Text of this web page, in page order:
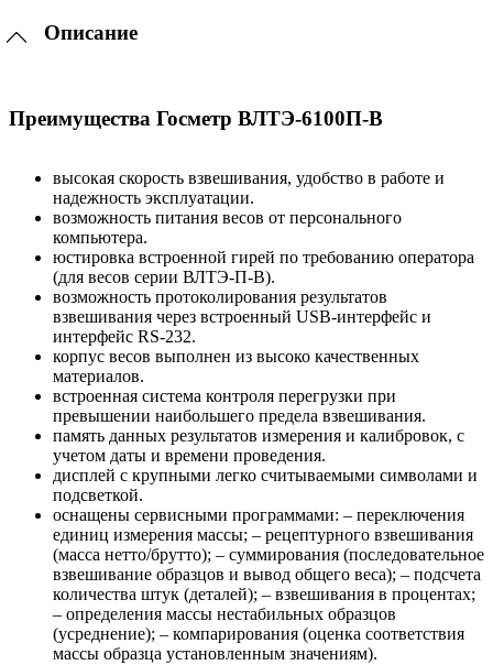
Описание
Преимущества Госметр ВЛТЭ-6100П-В
высокая скорость взвешивания, удобство в работе и
надежность эксплуатации.
возможность питания весов от персонального
компьютера.
юстировка встроенной гирей по требованию оператора
(для весов серии ВЛТЭ-П-В).
возможность протоколирования результатов
взвешивания через встроенный USB-интерфейс и
интерфейс RS-232.
корпус весов выполнен из высоко качественных
материалов.
встроенная система контроля перегрузки при
превышении наибольшего предела взвешивания.
память данных результатов измерения и калибровок, с
учетом даты и времени проведения.
дисплей с крупными легко считываемыми символами и
подсветкой.
оснащены сервисными программами: – переключения
единиц измерения массы; – рецептурного взвешивания
(масса нетто/брутто); – суммирования (последовательное
взвешивание образцов и вывод общего веса); – подсчета
количества штук (деталей); – взвешивания в процентах;
– определения массы нестабильных образцов
(усреднение); – компарирования (оценка соответствия
массы образца установленным значениям).